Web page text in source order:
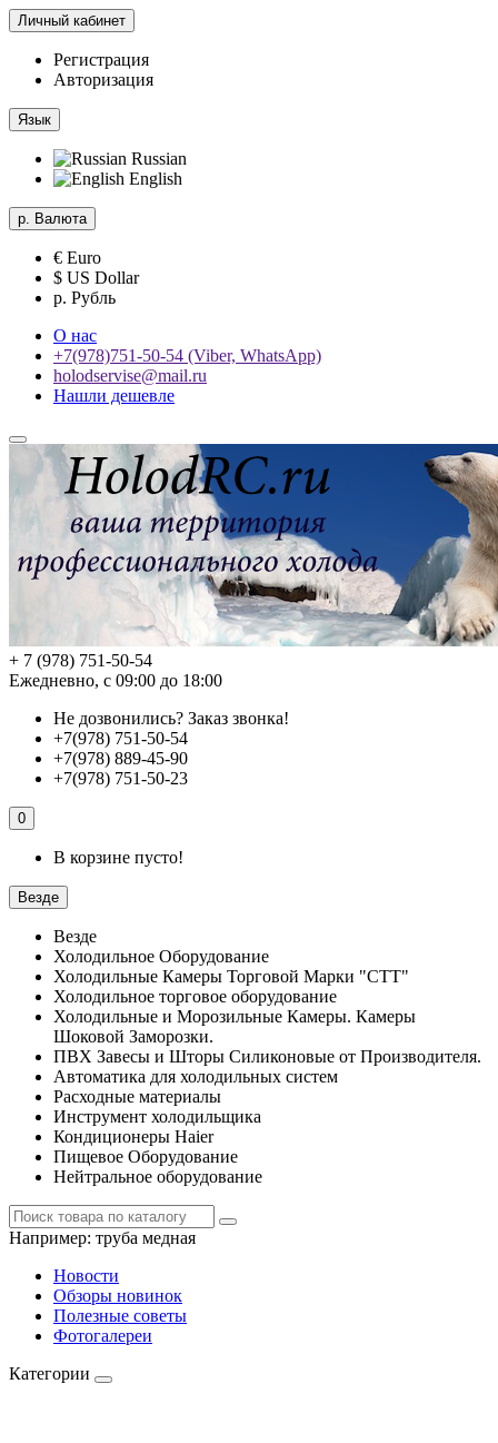
Личный кабинет
Регистрация
Авторизация
Язык
Russian
English
р. Валюта
€ Euro
$ US Dollar
р. Рубль
О нас
+7(978)751-50-54 (Viber, WhatsApp)
holodservise@mail.ru
Нашли дешевле
+ 7 (978) 751-50-54
Ежедневно, с 09:00 до 18:00
Не дозвонились? Заказ звонка!
+7(978) 751-50-54
+7(978) 889-45-90
+7(978) 751-50-23
0
В корзине пусто!
Везде
Везде
Холодильное Оборудование
Холодильные Камеры Торговой Марки "СТТ"
Холодильное торговое оборудование
Холодильные и Морозильные Камеры. Камеры
Шоковой Заморозки.
ПВХ Завесы и Шторы Силиконовые от Производителя.
Автоматика для холодильных систем
Расходные материалы
Инструмент холодильщика
Кондиционеры Haier
Пищевое Оборудование
Нейтральное оборудование
Например: труба медная
Новости
Обзоры новинок
Полезные советы
Фотогалереи
Категории